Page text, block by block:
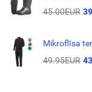
45.00EUR
Mikroflīsa
49.95EUR